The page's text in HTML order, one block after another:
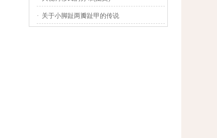
· 关于小脚趾两瓣趾甲的传说